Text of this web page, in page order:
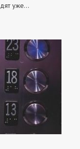
уже...